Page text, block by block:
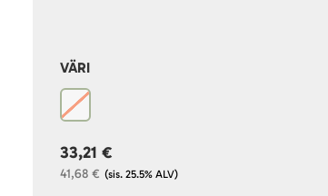
VÄRI
(sis. 25.5% ALV)
41,68 €
33,21 €